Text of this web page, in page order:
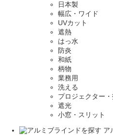
日本製
幅広・ワイド
UVカット
遮熱
はっ水
防炎
和紙
柄物
業務用
洗える
プロジェクター
遮光
小窓・スリット
ア